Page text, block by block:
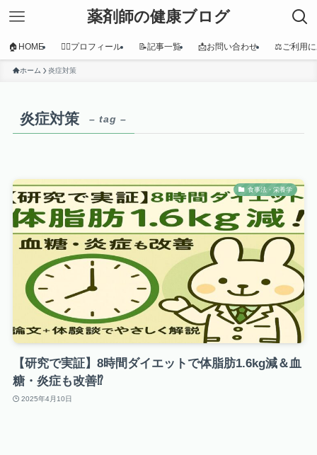
薬剤師の健康ブログ
🏠HOME 👩‍⚕️プロフィール 📝記事一覧 📩お問い合わせ ⚖️ご利用
ホーム 炎症対策
炎症対策 – tag –
食事法・栄養学
【研究で実証】8時間ダイエットで体脂肪1.6kg減＆血
糖・炎症も改善⁉
2025年4月10日